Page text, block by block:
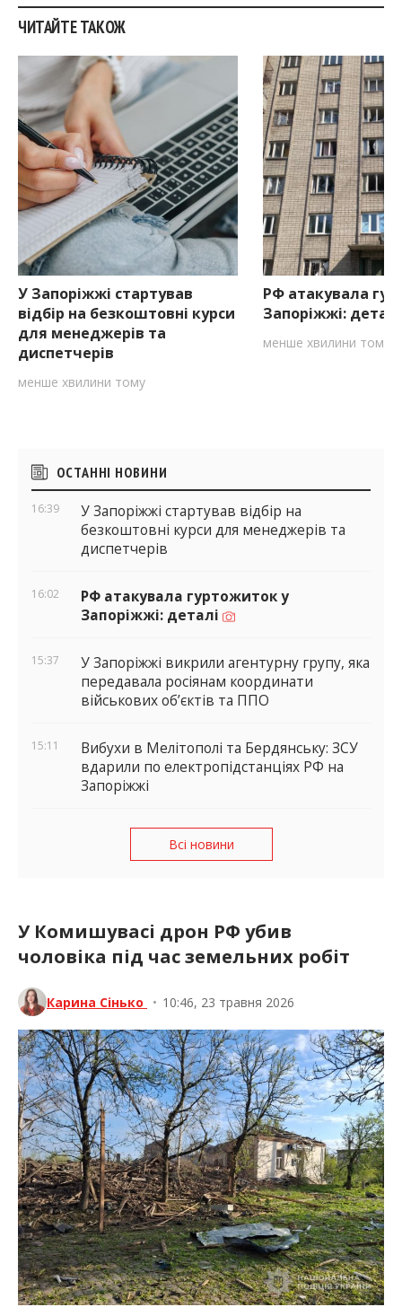
ЧИТАЙТЕ ТАКОЖ
У Запоріжжі стартував
відбір на безкоштовні курси
для менеджерів та
диспетчерів
менше хвилини тому
РФ атакувала
Запоріжжі:
менше хвилини тому
Бічні
віджети
ОСТАННІ НОВИНИ
16:39
У Запоріжжі стартував відбір на
безкоштовні курси для менеджерів та
диспетчерів
16:02
РФ атакувала гуртожиток у
Запоріжжі: деталі
15:37
У Запоріжжі викрили агентурну групу, яка
передавала росіянам координати
військових об’єктів та ППО
15:11
Вибухи в Мелітополі та Бердянську: ЗСУ
вдарили по електропідстанціях РФ на
Запоріжжі
Всі новини
У Комишувасі дрон РФ убив
чоловіка під час земельних робіт
Карина Сінько • 10:46, 23 травня 2026